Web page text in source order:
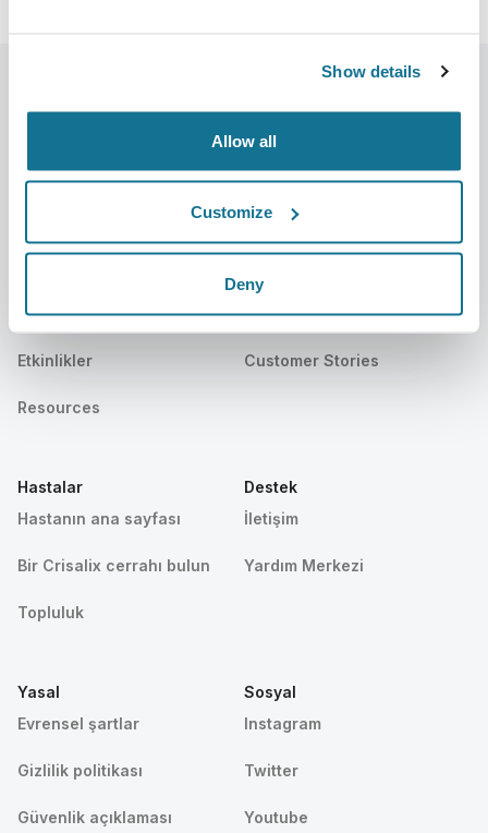
Show details
Allow all
Customize
Deny
Hakkımızda
Yayınlar
Etkinlikler
Resources
Cerrahlar
Cerrahın ana sayfası
3D İş yöneticisi
Hasta incelemeleri
Customer Stories
Hastalar
Hastanın ana sayfası
Bir Crisalix cerrahı bulun
Topluluk
Destek
İletişim
Yardım Merkezi
Yasal
Evrensel şartlar
Gizlilik politikası
Güvenlik açıklaması
Sosyal
Instagram
Twitter
Youtube